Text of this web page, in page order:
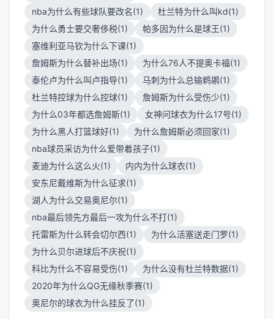
nba为什么有些球队要改名(1)
杜兰特为什么叫kd(1)
为什么勇士要交奢侈税(1)
帕多因为什么是球王(1)
塞维利亚马钦为什么下课(1)
詹姆斯为什么替补出场(1)
为什么76人不提奥卡福(1)
泰伦卢为什么叫卢指导(1)
马刺为什么总输鹈鹕(1)
杜兰特控球为什么控球(1)
詹姆斯为什么受伤少(1)
为什么03年都选詹姆斯(1)
女神问球衣为什么17号(1)
为什么黑人打篮球好(1)
为什么詹姆斯必须回家(1)
nba球员采访为什么爱带着孩子(1)
麦迪为什么这么火(1)
内内为什么球衣(1)
安东尼戴维斯为什么征求(1)
湖人为什么交易奥尼尔(1)
nba最后领先方最后一攻为什么不打(1)
托雷斯为什么转会切尔西(1)
为什么活塞送走门罗(1)
为什么贝尔进球后不庆祝(1)
科比为什么不容易受伤(1)
为什么没有杜兰特数据(1)
2020年为什么QG无缘秋季赛(1)
奥尼尔的球衣为什么挂反了(1)